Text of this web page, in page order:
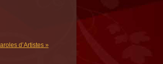
d’Artistes »